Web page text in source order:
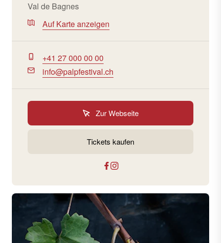
Val de Bagnes
Auf Karte anzeigen
+41 27 000 00 00
info@palpfestival.ch
Zur Webseite
Tickets kaufen